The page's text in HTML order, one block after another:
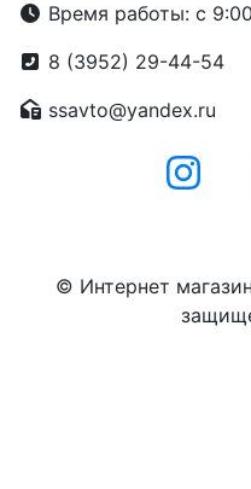
Время работы: с
8 (3952) 29-44-54
ssavto@yandex.ru
© Интернет